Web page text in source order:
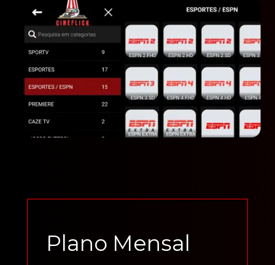
Plano Mensal